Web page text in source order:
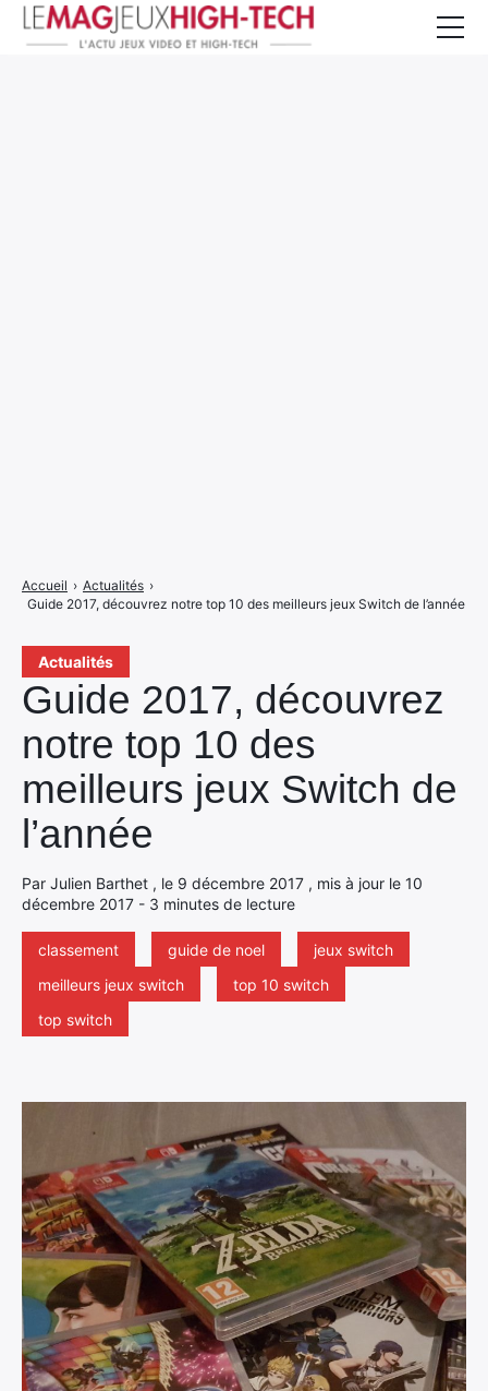
Actualités
Guide 2017, découvrez
notre top 10 des
meilleurs jeux Switch de
l’année
Par Julien Barthet , le 9 décembre 2017 , mis à jour le 10
décembre 2017 - 3 minutes de lecture
classement guide de noel
jeux switch
meilleurs jeux switch
top 10 switch
top switch
Accueil › Actualités ›
Guide 2017, découvrez notre top 10 des meilleurs jeux Switch de l’année